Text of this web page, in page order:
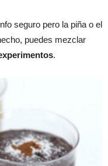
seguro pero la piña o el
puedes mezclar
.